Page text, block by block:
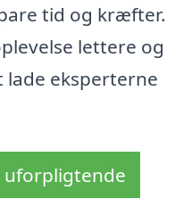
tid og kræfter.
lettere og
lade eksperterne
uforpligtende